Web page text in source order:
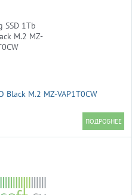
Black M.2 MZ-VAP1T0CW